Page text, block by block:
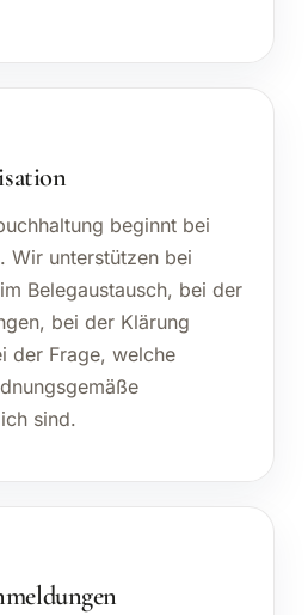
beginnt bei
Wir unterstützen bei
Belegaustausch, bei der
bei der Klärung
der Frage, welche
sind.